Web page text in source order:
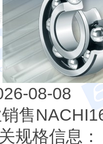
08-08
售
规格信息：